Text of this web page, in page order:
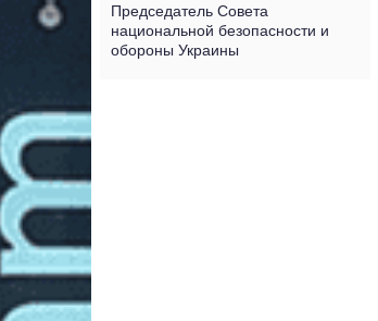
Председатель Совета
национальной безопасности и
обороны Украины